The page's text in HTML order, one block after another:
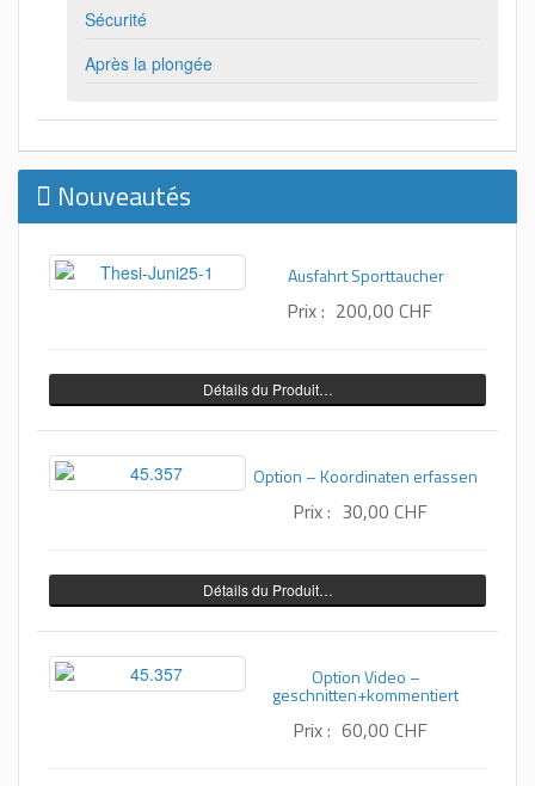
Sécurité
Après la plongée
Nouveautés
Ausfahrt Sporttaucher
Prix : 200,00 CHF
Détails du Produit…
Option – Koordinaten erfassen
Prix : 30,00 CHF
Détails du Produit…
Option Video –
geschnitten+kommentiert
Prix : 60,00 CHF